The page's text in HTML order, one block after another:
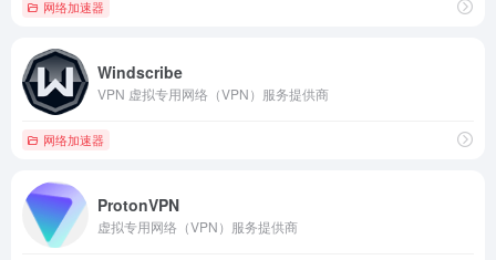
网络加速器
Windscribe
VPN 虚拟专用网络（VPN）服务提供商
网络加速器
ProtonVPN
虚拟专用网络（VPN）服务提供商